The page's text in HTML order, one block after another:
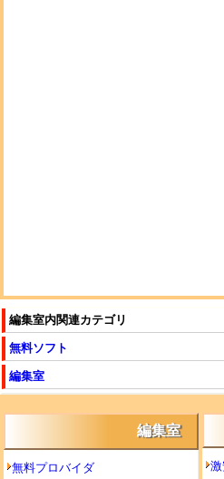
編集室内関連カテゴリ
無料ソフト
編集室
編集室
無料プロバイダ